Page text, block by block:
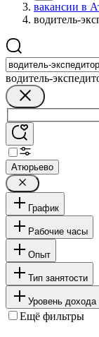
вакансии в
водитель-
водитель-
Атюрьево
График
Рабочие часы
Опыт
Тип занятости
Уровень дохода
Ещё фильтры